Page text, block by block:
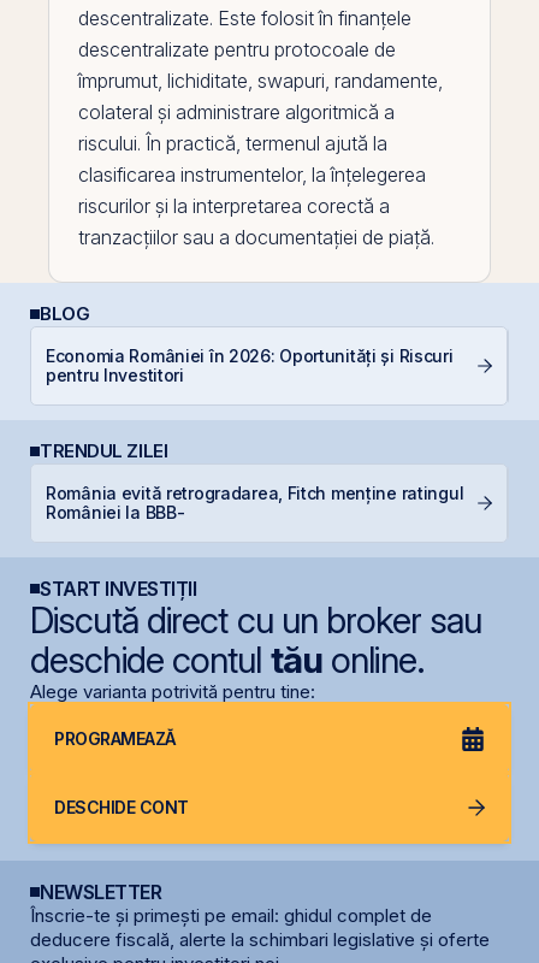
descentralizate. Este folosit în finanțele
descentralizate pentru protocoale de
împrumut, lichiditate, swapuri, randamente,
colateral și administrare algoritmică a
riscului. În practică, termenul ajută la
clasificarea instrumentelor, la înțelegerea
riscurilor și la interpretarea corectă a
tranzacțiilor sau a documentației de piață.
BLOG
Economia României în 2026: Oportunități și Riscuri
pentru Investitori
TRENDUL ZILEI
România evită retrogradarea, Fitch menține ratingul
României la BBB-
START INVESTIȚII
Discută direct cu un broker sau
deschide contul tăuonline.
Alege varianta potrivită pentru tine:
PROGRAMEAZĂ
DESCHIDE CONT
NEWSLETTER
Înscrie-te și primești pe email: ghidul complet de
deducere fiscală, alerte la schimbari legislative și oferte